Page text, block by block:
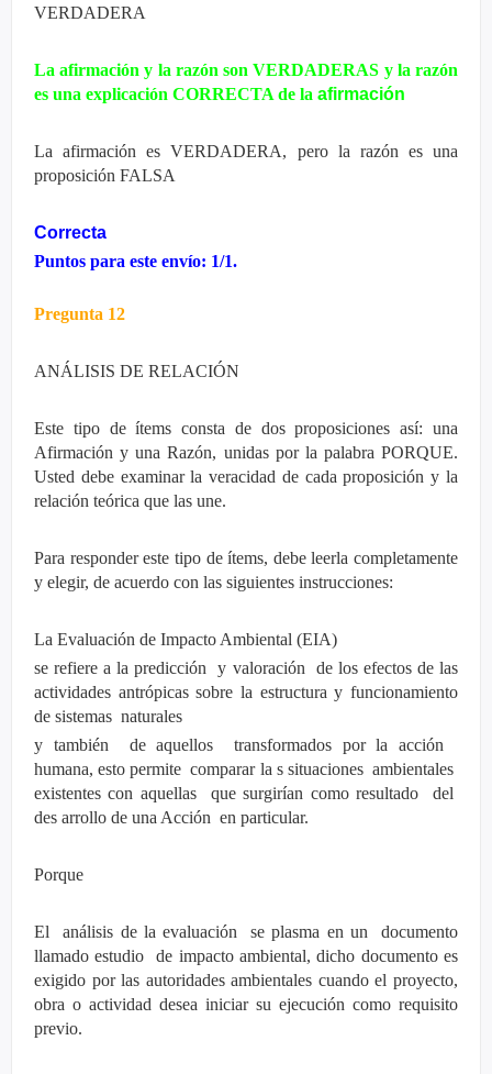
VERDADERA
La afirmación y la razón son VERDADERAS y la razón
es una explicación CORRECTA de la afirmación
La afirmación es VERDADERA, pero la razón es una
proposición FALSA
Correcta
Puntos para este envío: 1/1.
Pregunta 12
ANÁLISIS DE RELACIÓN
Este tipo de ítems consta de dos proposiciones así: una
Afirmación y una Razón, unidas por la palabra PORQUE.
Usted debe examinar la veracidad de cada proposición y la
relación teórica que las une.
Para responder este tipo de ítems, debe leerla completamente
y elegir, de acuerdo con las siguientes instrucciones:
La Evaluación de Impacto Ambiental (EIA)
se refiere a la predicción y valoración de los efectos de las
actividades antrópicas sobre la estructura y funcionamiento
de sistemas naturales
y también de aquellos transformados por la acción
humana, esto permite comparar la s situaciones ambientales
existentes con aquellas que surgirían como resultado del
des arrollo de una Acción en particular.
Porque
El análisis de la evaluación se plasma en un documento
llamado estudio de impacto ambiental, dicho documento es
exigido por las autoridades ambientales cuando el proyecto,
obra o actividad desea iniciar su ejecución como requisito
previo.